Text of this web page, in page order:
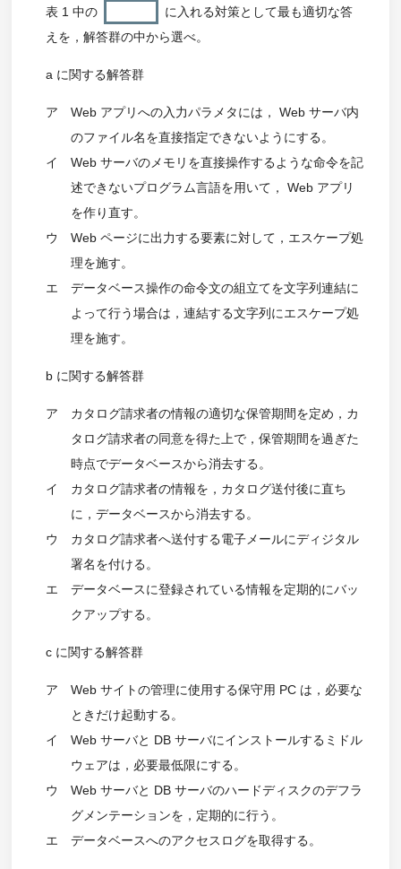
表 1 中の
に入れる対策として最も適切な答
えを，解答群の中から選べ。
a に関する解答群
ア
Web アプリへの入力パラメタには， Web サーバ内
のファイル名を直接指定できないようにする。
イ
Web サーバのメモリを直接操作するような命令を記
述できないプログラム言語を用いて， Web アプリ
を作り直す。
ウ
Web ページに出力する要素に対して，エスケープ処
理を施す。
エ
データベース操作の命令文の組立てを文字列連結に
よって行う場合は，連結する文字列にエスケープ処
理を施す。
b に関する解答群
ア
カタログ請求者の情報の適切な保管期間を定め，カ
タログ請求者の同意を得た上で，保管期間を過ぎた
時点でデータベースから消去する。
イ
カタログ請求者の情報を，カタログ送付後に直ち
に，データベースから消去する。
ウ
カタログ請求者へ送付する電子メールにディジタル
署名を付ける。
エ
データベースに登録されている情報を定期的にバッ
クアップする。
c に関する解答群
ア
Web サイトの管理に使用する保守用 PC は，必要な
ときだけ起動する。
イ
Web サーバと DB サーバにインストールするミドル
ウェアは，必要最低限にする。
ウ
Web サーバと DB サーバのハードディスクのデフラ
グメンテーションを，定期的に行う。
エ
データベースへのアクセスログを取得する。